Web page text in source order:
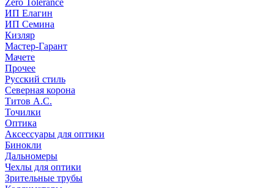
Zero Tolerance
ИП Елагин
ИП Семина
Кизляр
Мастер-Гарант
Мачете
Прочее
Русский стиль
Северная корона
Титов А.С.
Точилки
Оптика
Аксессуары для оптики
Бинокли
Дальномеры
Чехлы для оптики
Зрительные трубы